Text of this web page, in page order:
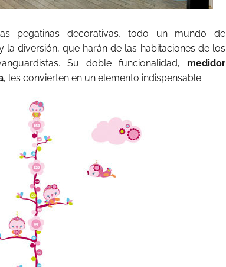
pegatinas decorativas, todo un mundo de
la diversión, que harán de las habitaciones de los
Su doble funcionalidad, medidor
, les convierten en un elemento indispensable.